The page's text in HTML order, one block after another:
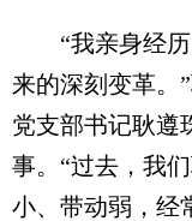
“我亲身经历
来的深刻变革。
党支部书记耿遵
事。“过去，我
小、带动弱，经